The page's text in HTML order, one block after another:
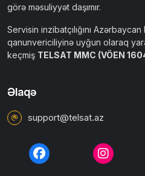
görə məsuliyyət daşımır.
Servisin inzibatçılığını Azərbaycan
qanunvericiliyinə uyğun olaraq
keçmiş TELSAT MMC (VÖEN
Əlaqə
support@telsat.az